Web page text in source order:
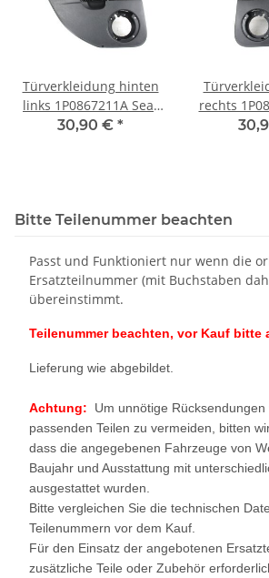
Türverkleidung hinten
links 1P0867211A Seat
Leon 1P Cupra Türpappe
30,90 € *
rechts
Leon 1P
Bitte Teilenummer beachten
Passt und Funktioniert nur wenn die
Ersatzteilnummer (mit Buchstaben
übereinstimmt.
Teilenummer beachten, vor Kauf bitte
Lieferung wie abgebildet.
Achtung: Um unnötige
passenden Teilen zu vermeiden, bitten
dass die angegebenen Fahrzeuge von
Baujahr und Ausstattung mit
ausgestattet wurden.
Bitte vergleichen Sie die technischen
Teilenummern vor dem Kauf.
Für den Einsatz der angebotenen
zusätzliche Teile oder Zubehör